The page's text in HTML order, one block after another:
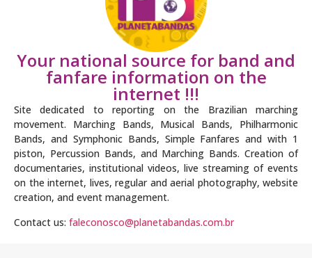
Your national source for band and
fanfare information on the
internet !!!
Site dedicated to reporting on the Brazilian marching
movement. Marching Bands, Musical Bands, Philharmonic
Bands, and Symphonic Bands, Simple Fanfares and with 1
piston, Percussion Bands, and Marching Bands. Creation of
documentaries, institutional videos, live streaming of events
on the internet, lives, regular and aerial photography, website
creation, and event management.
Contact us: faleconosco@planetabandas.com.br